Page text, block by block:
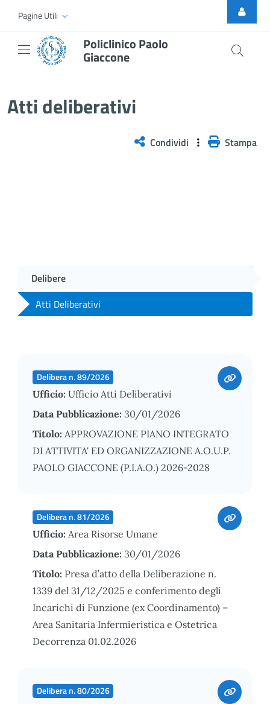
Skip to Main Content
Pagine Utili
Policlinico Paolo
Giaccone
Atti deliberativi
Condividi Stampa
Delibere
Atti Deliberativi
Delibera n. 89/2026
Ufficio: Ufficio Atti Deliberativi
Data Pubblicazione: 30/01/2026
Titolo: APPROVAZIONE PIANO INTEGRATO
DI ATTIVITA' ED ORGANIZZAZIONE A.O.U.P.
PAOLO GIACCONE (P.I.A.O.) 2026-2028
Delibera n. 81/2026
Ufficio: Area Risorse Umane
Data Pubblicazione: 30/01/2026
Titolo: Presa d’atto della Deliberazione n.
1339 del 31/12/2025 e conferimento degli
Incarichi di Funzione (ex Coordinamento) –
Area Sanitaria Infermieristica e Ostetrica
Decorrenza 01.02.2026
Delibera n. 80/2026